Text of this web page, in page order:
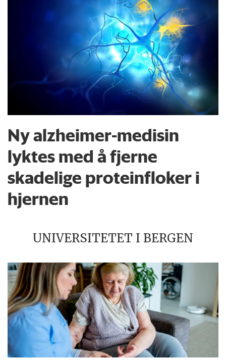
Ny alzheimer-medisin
lyktes med å fjerne
skadelige proteinfloker i
hjernen
UNIVERSITETET I BERGEN